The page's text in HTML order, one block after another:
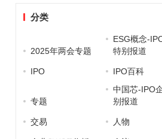
分类
2025年两会专题
ESG概念-
特别报道
IPO IPO百科
专题
中国芯-IPO
别报道
交易 人物